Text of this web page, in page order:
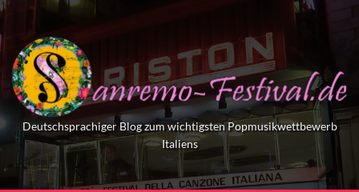
Skip
to
content
Deutschsprachiger Blog zum wichtigsten Popmusikwettbewerb
Italiens